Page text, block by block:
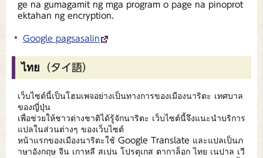
ge na gumagamit ng mga program o page na pinoprot
ektahan ng encryption.
Google pagsasalin
ไทย（タイ語）
เว็บไซต์นี้เป็นโฮมเพจอย่างเป็นทางการของเมืองนาริตะ เทศบาล
ของญี่ปุ่น
เพื่อช่วยให้ชาวต่างชาติได้รู้จักนาริตะ เว็บไซต์นี้จึงแนะนำบริการ
แปลในส่วนต่างๆ ของเว็บไซต์
หน้าแรกของเมืองนาริตะใช้ Google Translate และแปลเป็นภ
าษาอังกฤษ จีน เกาหลี สเปน โปรตุเกส ตากาล็อก ไทย เนปาล เวี